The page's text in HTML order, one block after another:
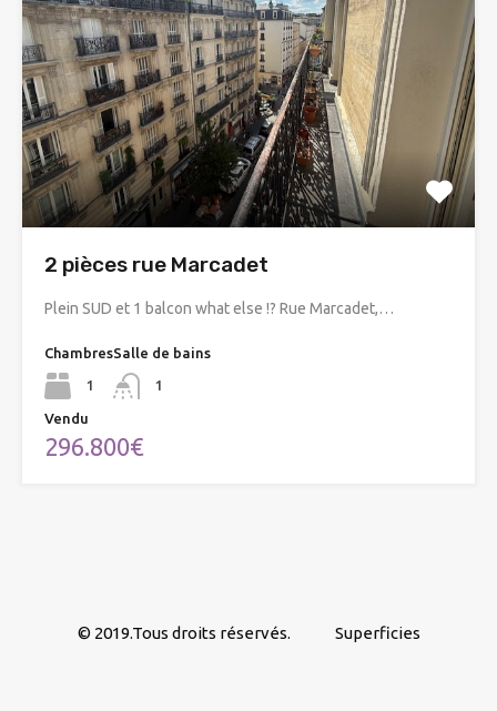
2 pièces rue Marcadet
Plein SUD et 1 balcon what else !? Rue Marcadet,…
Chambres
1
Salle de bains
1
Vendu
296.800€
© 2019.Tous droits réservés. Superficies